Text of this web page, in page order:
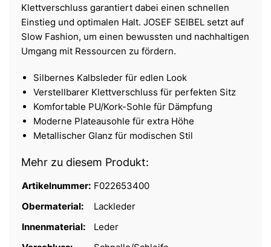
Klettverschluss garantiert dabei einen schnellen
Einstieg und optimalen Halt. JOSEF SEIBEL setzt auf
Slow Fashion, um einen bewussten und nachhaltigen
Umgang mit Ressourcen zu fördern.
Silbernes Kalbsleder für edlen Look
Verstellbarer Klettverschluss für perfekten Sitz
Komfortable PU/Kork-Sohle für Dämpfung
Moderne Plateausohle für extra Höhe
Metallischer Glanz für modischen Stil
Mehr zu diesem Produkt:
Artikelnummer: F022653400
Obermaterial:
Lackleder
Innenmaterial:
Leder